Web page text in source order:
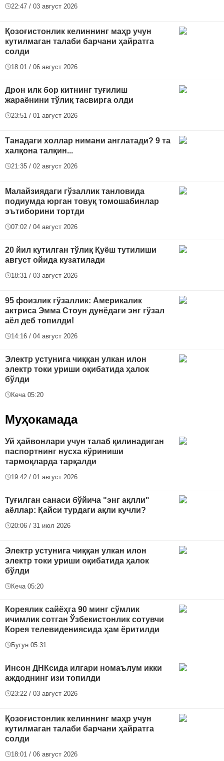
22:47 / 03 август 2026
Қозоғистонлик келиннинг маҳр учун
кутилмаган талаби барчани ҳайратга
солди
18:01 / 06 август 2026
Дрон илк бор китнинг туғилиш
жараёнини тўлиқ тасвирга олди
23:51 / 01 август 2026
Танадаги холлар нимани англатади? 9 та
халқона талқин...
21:35 / 02 август 2026
Малайзиядаги гўзаллик танловида
подиумда юрган товуқ томошабинлар
эътиборини тортди
07:02 / 04 август 2026
20 йил кутилган тўлиқ Қуёш тутилиши
август ойида кузатилади
18:31 / 03 август 2026
95 фоизлик гўзаллик: Америкалик
актриса Эмма Стоун дунёдаги энг гўзал
аёл деб топилди!
14:16 / 04 август 2026
Электр устунига чиққан улкан илон
электр токи уриши оқибатида ҳалок
бўлди
Кеча 05:20
Муҳокамада
Уй ҳайвонлари учун талаб қилинадиган
паспортнинг нусха кўриниши
тармоқларда тарқалди
19:42 / 01 август 2026
Туғилган санаси бўйича "энг ақлли"
аёллар: Қайси турдаги ақли кучли?
20:06 / 31 июл 2026
Электр устунига чиққан улкан илон
электр токи уриши оқибатида ҳалок
бўлди
Кеча 05:20
Кореялик сайёҳга 90 минг сўмлик
ичимлик сотган Ўзбекистонлик сотувчи
Корея телевидениясида ҳам ёритилди
Бугун 05:31
Инсон ДНКсида илгари номаълум икки
аждоднинг изи топилди
23:22 / 03 август 2026
Қозоғистонлик келиннинг маҳр учун
кутилмаган талаби барчани ҳайратга
солди
18:01 / 06 август 2026